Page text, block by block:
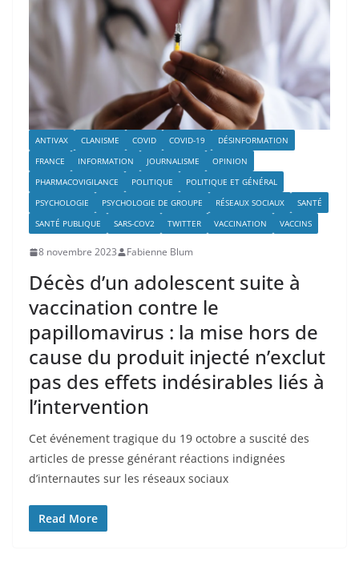
ANTIVAX CLANISME COVID COVID-19
DÉSINFORMATION
FRANCE
INFORMATION JOURNALISME
OPINION
PHARMACOVIGILANCE
POLITIQUE
POLITIQUE ET GÉNÉRAL
PSYCHOLOGIE
PSYCHOLOGIE DE GROUPE RÉSEAUX SOCIAUX
SANTÉ
SANTÉ PUBLIQUE
SARS-COV2 TWITTER VACCINATION VACCINS
8 novembre 2023 Fabienne Blum
Décès d’un adolescent suite à
vaccination contre le
papillomavirus : la mise hors de
cause du produit injecté n’exclut
pas des effets indésirables liés à
l’intervention
Cet événement tragique du 19 octobre a suscité des
articles de presse générant réactions indignées
d’internautes sur les réseaux sociaux
Read More